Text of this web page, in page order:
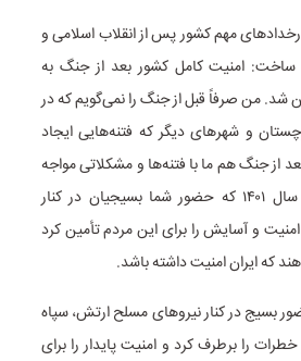
مهم کشور پس از انقلاب اسلامی و
امنیت کامل کشور بعد از جنگ به
من صرفاً قبل از جنگ را نمی‌گویم که در
و شهرهای دیگر که فتنه‌هایی ایجاد
از جنگ هم ما با فتنه‌ها و مشکلاتی مواجه
بودیم مانند همین فتنه سال ۱۴۰۱ که حضور شما بسیجیان در کنار
و آسایش را برای این مردم تأمین کرد
که ایران امنیت داشته باشد.
بسیج در کنار نیروهای مسلح ارتش، سپاه
را برطرف کرد و امنیت پایدار را برای